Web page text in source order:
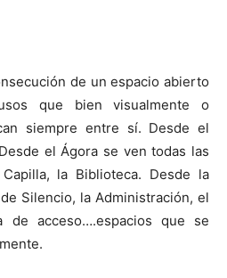
de un espacio abierto
que bien visualmente o
siempre entre sí. Desde el
el Ágora se ven todas las
la Biblioteca. Desde la
Silencio, la Administración, el
de acceso….espacios que se